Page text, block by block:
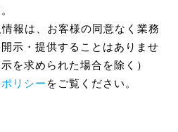
報は、お客様の同意なく業務
示・提供することはありませ
を求められた場合を除く）
リシー をご覧ください。